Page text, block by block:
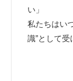
い」
私たちはい
識”として受